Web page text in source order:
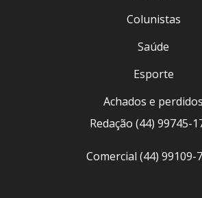
Colunistas
Saúde
Esporte
Achados e perdidos
Redação (44) 99745-
Comercial (44) 99109-